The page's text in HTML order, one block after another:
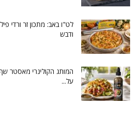
לט"ו באב: מתכון זר ורדי
ודבש
המותג הקולינרי מאסטר
על...